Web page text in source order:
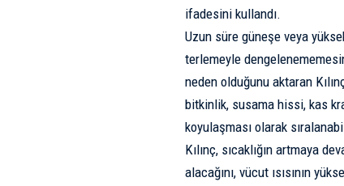
ifadesini kullandı.
Uzun süre güneşe veya
terlemeyle
neden olduğunu aktaran
bitkinlik, susama hissi, kas
koyulaşması olarak
Kılınç, sıcaklığın artmaya
alacağını, vücut ısısının